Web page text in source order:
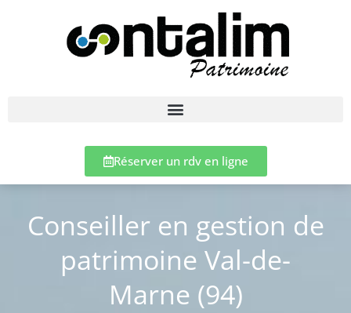
Réserver un rdv en ligne
Conseiller en gestion de
patrimoine Val-de-
Marne (94)